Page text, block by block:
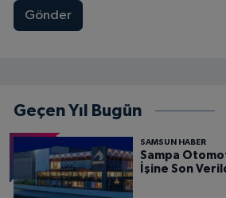
Gönder
Geçen Yıl Bugün
SAMSUN HABER
Sampa
İşine Son